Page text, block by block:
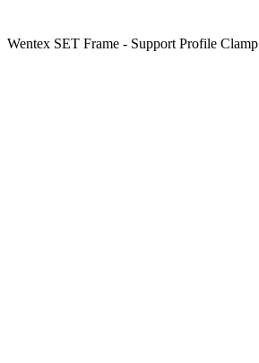
Wentex SET Frame - Support Profile Clamp